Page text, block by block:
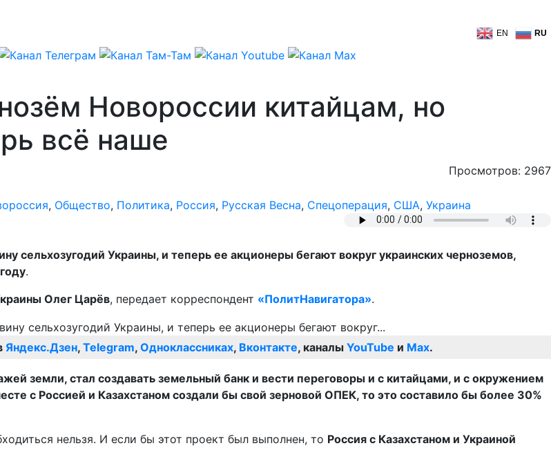
EN RU
Новороссии китайцам, но
всё наше
Просмотров: 2967
, Общество, Политика, Россия, Русская Весна, Спецоперация, США, Украина
сельхозугодий Украины, и теперь ее акционеры бегают вокруг украинских черноземов,
.
Олег Царёв, передает корреспондент «ПолитНавигатора».
Яндекс.Дзен, Telegram, Одноклассниках, Вконтакте, каналы YouTube и Max.
земли, стал создавать земельный банк и вести переговоры и с китайцами, и с окружением
с Россией и Казахстаном создали бы свой зерновой ОПЕК, то это составило бы более 30%
нельзя. И если бы этот проект был выполнен, то Россия с Казахстаном и Украиной